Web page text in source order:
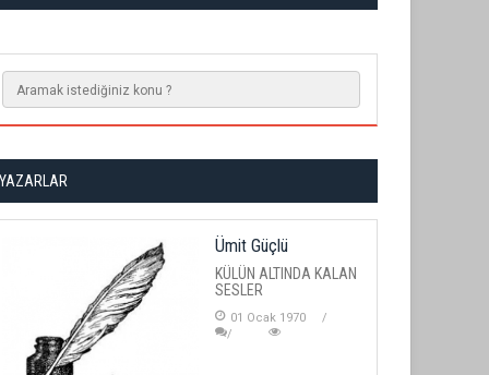
YAZARLAR
Ümit Güçlü
KÜLÜN ALTINDA KALAN
SESLER
01 Ocak 1970